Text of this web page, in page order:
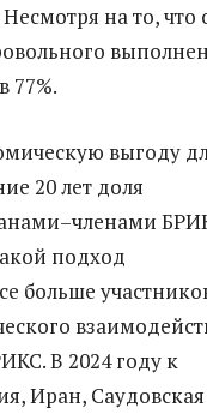
на то, что
77%.
выгоду
20 лет доля
подход
больше
В 2024 году к
Иран, Саудовская